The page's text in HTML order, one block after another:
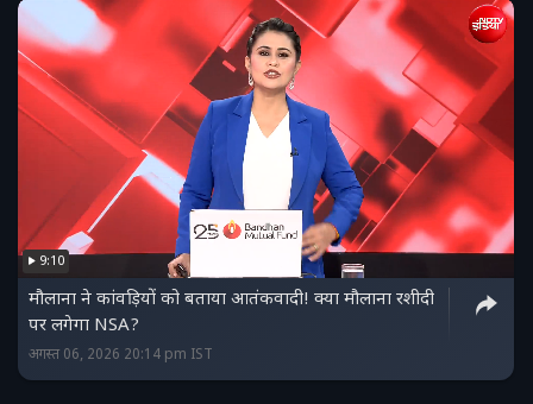
9:10
मौलाना ने कांवड़ियों को बताया आतंकवादी! क्या मौलाना रशीदी
पर लगेगा NSA?
अगस्त 06, 2026 20:14 pm IST